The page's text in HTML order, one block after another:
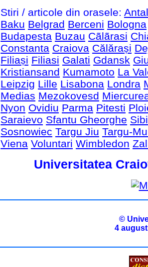
Stiri / articole din orasele:
Baku Belgrad Berceni Bologna
Budapesta Buzau Cãlãrasi
Constanta Craiova Călărași
Filiași Filiasi Galati Gdansk
Kristiansand Kumamoto La
Leipzig Lille Lisabona Londra
Medias Mezokovesd
Nyon Ovidiu Parma Pitesti
Saraievo Sfantu Gheorghe
Sosnowiec Targu Jiu Targu-
Viena Voluntari Wimbledon
Universitatea
©
4